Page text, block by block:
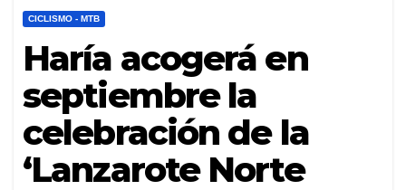
CICLISMO - MTB
Haría acogerá en
septiembre la
celebración de la
‘Lanzarote Norte